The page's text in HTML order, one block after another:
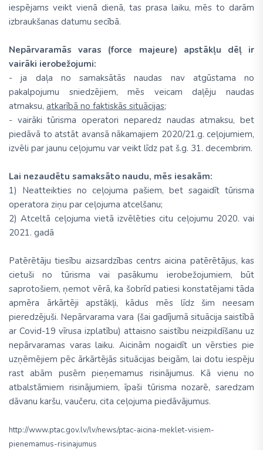
iespējams veikt vienā dienā, tas prasa laiku, mēs to darām
izbraukšanas datumu secībā.
Nepārvaramās varas (force majeure) apstākļu dēļ ir
vairāki ierobežojumi:
- ja daļa no samaksātās naudas nav atgūstama no
pakalpojumu sniedzējiem, mēs veicam daļēju naudas
atmaksu, atkarībā no faktiskās situācijas;
- vairāki tūrisma operatori neparedz naudas atmaksu, bet
piedāvā to atstāt avansā nākamajiem 2020/21.g. ceļojumiem,
izvēli par jaunu ceļojumu var veikt līdz pat š.g. 31. decembrim.
Lai nezaudētu samaksāto naudu, mēs iesakām:
1) Neatteikties no ceļojuma pašiem, bet sagaidīt tūrisma
operatora ziņu par ceļojuma atcelšanu;
2) Atceltā ceļojuma vietā izvēlēties citu ceļojumu 2020. vai
2021. gadā
Patērētāju tiesību aizsardzības centrs aicina patērētājus, kas
cietuši no tūrisma vai pasākumu ierobežojumiem, būt
saprotošiem, ņemot vērā, ka šobrīd patiesi konstatējami tāda
apmēra ārkārtēji apstākļi, kādus mēs līdz šim neesam
pieredzējuši. Nepārvarama vara (šai gadījumā situācija saistībā
ar Covid-19 vīrusa izplatību) attaisno saistību neizpildīšanu uz
nepārvaramas varas laiku. Aicinām nogaidīt un vērsties pie
uzņēmējiem pēc ārkārtējās situācijas beigām, lai dotu iespēju
rast abām pusēm pieņemamus risinājumus. Kā vienu no
atbalstāmiem risinājumiem, īpaši tūrisma nozarē, saredzam
dāvanu karšu, vaučeru, cita ceļojuma piedāvājumus.
http://www.ptac.gov.lv/lv/news/ptac-aicina-meklet-visiem-
pienemamus-risinajumus